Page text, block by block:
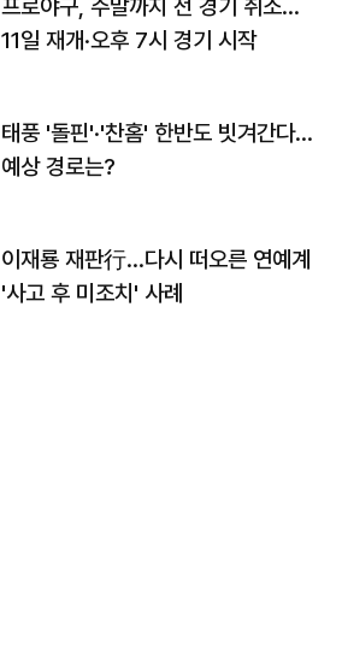
프로야구, 주말까지 전 경기 취소…
11일 재개·오후 7시 경기 시작
태풍 '돌핀'·'찬홈' 한반도 빗겨간다…
예상 경로는?
이재룡 재판行…다시 떠오른 연예계
'사고 후 미조치' 사례